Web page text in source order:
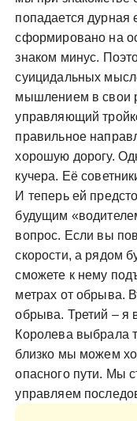
попадается дурная
сформировано на
знаком минус.
суицидальных
мышлением в свои
управляющий
правильное
хорошую дорогу.
кучера. Её
И теперь ей
будущим
вопрос. Если вы
скорости, а рядом
сможете к нему
метрах от обрыва.
обрыва. Третий – я
Королева выбрала
близко мы можем
опасного пути. Мы
управляем